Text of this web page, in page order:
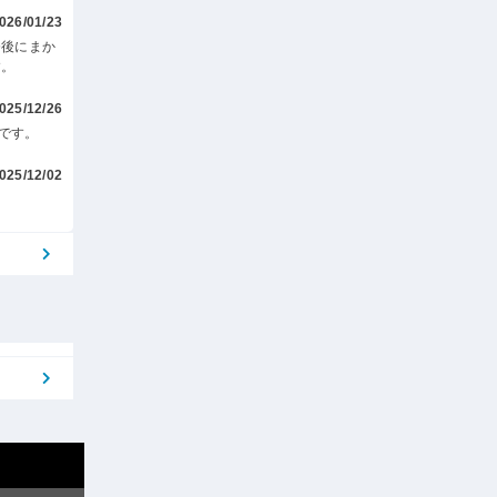
01/23
にまか
12/26
す。
12/02